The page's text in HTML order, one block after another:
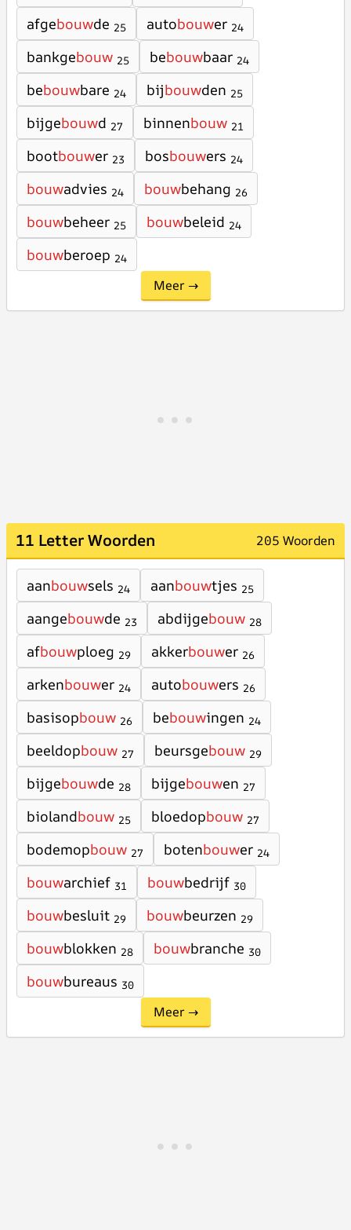
afgebouwde 25 autobouwer 24
bankgebouw 25 bebouwbaar 24
bebouwbare 24 bijbouwden 25
bijgebouwd 27 binnenbouw 21
bootbouwer 23 bosbouwers 24
bouwadvies 24 bouwbehang 26
bouwbeheer 25 bouwbeleid 24
bouwberoep 24
Meer →
11 Letter Woorden 205 Woorden
aanbouwsels 24 aanbouwtjes 25
aangebouwde 23 abdijgebouw 28
afbouwploeg 29 akkerbouwer 26
arkenbouwer 24 autobouwers 26
basisopbouw 26 bebouwingen 24
beeldopbouw 27 beursgebouw 29
bijgebouwde 28 bijgebouwen 27
biolandbouw 25 bloedopbouw 27
bodemopbouw 27 botenbouwer 24
bouwarchief 31 bouwbedrijf 30
bouwbesluit 29 bouwbeurzen 29
bouwblokken 28 bouwbranche 30
bouwbureaus 30
Meer →